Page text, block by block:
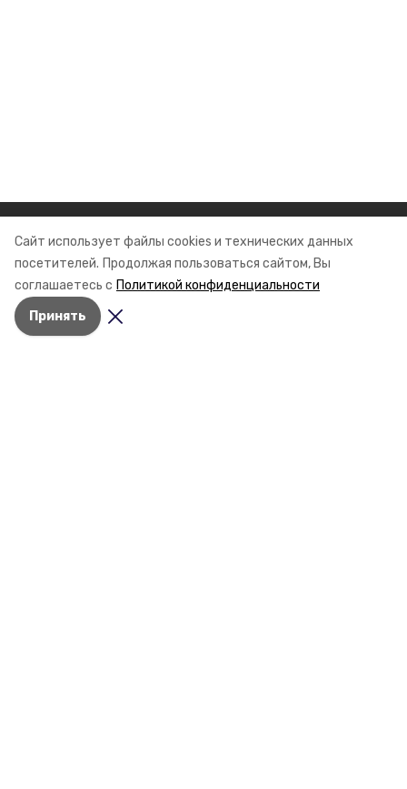
Сайт использует файлы cookies и технических данных
посетителей. Продолжая пользоваться сайтом, Вы
соглашаетесь с Политикой конфиденциальности
Принять
Разделы
Новости
Статьи
О компании